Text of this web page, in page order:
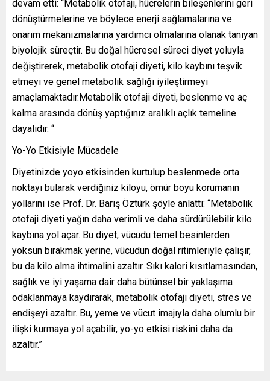
devam etti: “Metabolik otofaji, hücrelerin bileşenlerini geri
dönüştürmelerine ve böylece enerji sağlamalarına ve
onarım mekanizmalarına yardımcı olmalarına olanak tanıyan
biyolojik süreçtir. Bu doğal hücresel süreci diyet yoluyla
değiştirerek, metabolik otofaji diyeti, kilo kaybını teşvik
etmeyi ve genel metabolik sağlığı iyileştirmeyi
amaçlamaktadır.Metabolik otofaji diyeti, beslenme ve aç
kalma arasında dönüş yaptığınız aralıklı açlık temeline
dayalıdır. “
Yo-Yo Etkisiyle Mücadele
Diyetinizde yoyo etkisinden kurtulup beslenmede orta
noktayı bularak verdiğiniz kiloyu, ömür boyu korumanın
yollarını ise Prof. Dr. Barış Öztürk şöyle anlattı: “Metabolik
otofaji diyeti yağın daha verimli ve daha sürdürülebilir kilo
kaybına yol açar. Bu diyet, vücudu temel besinlerden
yoksun bırakmak yerine, vücudun doğal ritimleriyle çalışır,
bu da kilo alma ihtimalini azaltır. Sıkı kalori kısıtlamasından,
sağlık ve iyi yaşama dair daha bütünsel bir yaklaşıma
odaklanmaya kaydırarak, metabolik otofaji diyeti, stres ve
endişeyi azaltır. Bu, yeme ve vücut imajıyla daha olumlu bir
ilişki kurmaya yol açabilir, yo-yo etkisi riskini daha da
azaltır.”